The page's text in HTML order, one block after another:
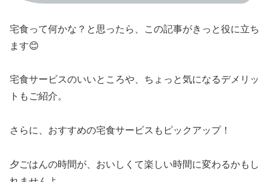
宅食って何かな？と思ったら、この記事がきっと役に立ち
ます😊
宅食サービスのいいところや、ちょっと気になるデメリッ
トもご紹介。
さらに、おすすめの宅食サービスもピックアップ！
夕ごはんの時間が、おいしくて楽しい時間に変わるかもし